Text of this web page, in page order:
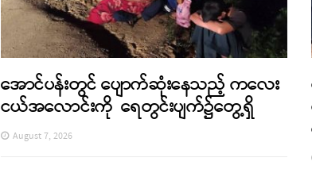
အောင်ပန်းတွင် ပျောက်ဆုံးနေသည့် ကလေး
ငယ်အလောင်းကို ရေတွင်းပျက်၌တွေ့ရှိ
August 7, 2026